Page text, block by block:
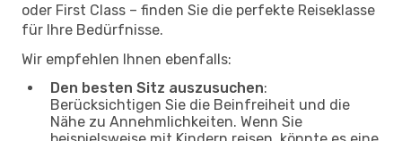
oder First Class – finden Sie die perfekte Reiseklasse
für Ihre Bedürfnisse.
Wir empfehlen Ihnen ebenfalls:
Den besten Sitz auszusuchen:
Berücksichtigen Sie die Beinfreiheit und die
Nähe zu Annehmlichkeiten. Wenn Sie